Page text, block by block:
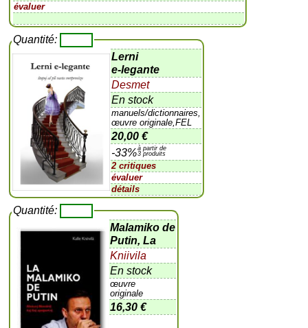
évaluer
Quantité:
Lerni
e-legante
Desmet
En stock
manuels/dictionnaires,
œuvre originale,FEL
20,00 €
-33%à partir de
3 produits
2 critiques
évaluer
détails
Quantité:
Malamiko de
Putin, La
Kniivila
En stock
œuvre
originale
16,30 €